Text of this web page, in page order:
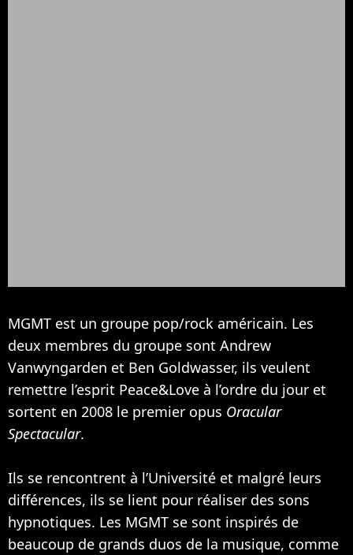
MGMT est un groupe pop/rock américain. Les
deux membres du groupe sont Andrew
Vanwyngarden et Ben Goldwasser, ils veulent
remettre l’esprit Peace&Love à l’ordre du jour et
sortent en 2008 le premier opus Oracular
Spectacular.
Ils se rencontrent à l’Université et malgré leurs
différences, ils se lient pour réaliser des sons
hypnotiques. Les MGMT se sont inspirés de
beaucoup de grands duos de la musique, comme